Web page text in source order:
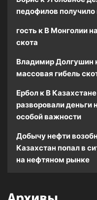
педофилов
гость к В Монголии
скота
Владимир Долгушин
массовая гибель
Ербол к В
разворовали деньги
особой важности
Добычу нефти
Казахстан попал в
на нефтяном рынке